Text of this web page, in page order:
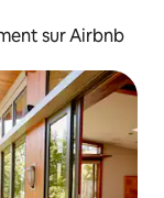
sur Airbnb